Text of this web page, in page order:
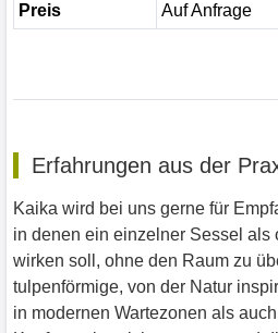
Preis
Auf Anfrage
Erfahrungen aus der
Kaika wird bei uns gerne für
in denen ein einzelner Sessel als
wirken soll, ohne den Raum zu
tulpenförmige, von der Natur
in modernen Wartezonen als